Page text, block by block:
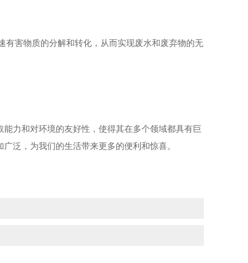
害物质的分解和转化，从而实现废水和废弃物的无
力和对环境的友好性，使得其在多个领域都具有巨
泛，为我们的生活带来更多的便利和惊喜。